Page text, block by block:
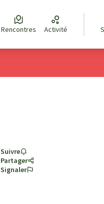
Rencontres Activité
Suivre
Partager
Signaler